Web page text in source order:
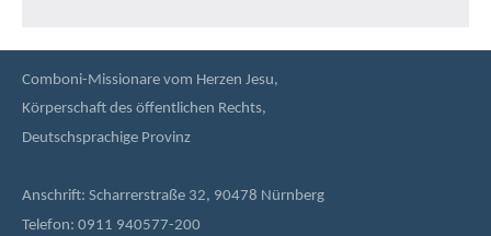
Comboni-Missionare vom Herzen Jesu,
Körperschaft des öffentlichen Rechts,
Deutschsprachige Provinz
Anschrift: Scharrerstraße 32, 90478 Nürnberg
Telefon: 0911 940577-200